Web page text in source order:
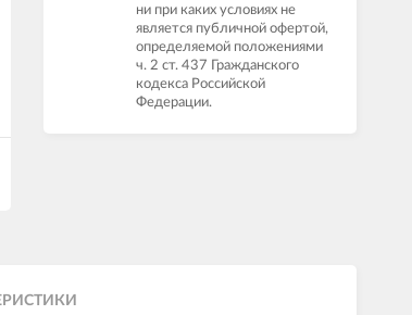
ни при каких условиях не
является публичной офертой,
определяемой положениями
ч. 2 ст. 437 Гражданского
кодекса Российской
Федерации.